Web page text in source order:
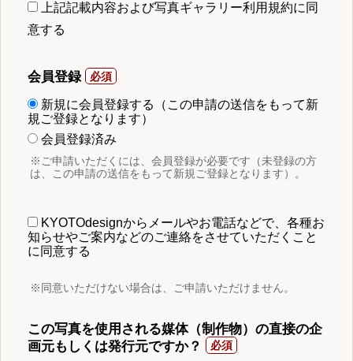
上記記載内容および写真ギャラリー利用規約に同
意する
会員登録
新規に会員登録する（この申請の送信をもって新
規ご登録となります）
会員登録済み
※ご申請いただくには、会員登録が必要です（未登録の方
は、この申請の送信をもって新規ご登録となります）。
KYOTOdesignからメールやお電話などで、各種お
知らせやご案内などのご連絡をさせていただくこと
に同意する
※同意いただけない場合は、ご申請いただけません。
この写真を使用される媒体（制作物）の直接の企
画元もしくは発行元ですか？